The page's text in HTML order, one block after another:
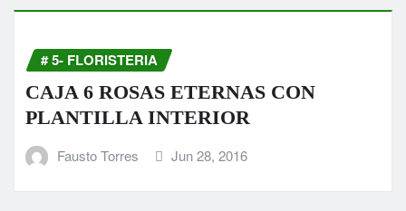
# 5- FLORISTERIA
CAJA 6 ROSAS ETERNAS CON
PLANTILLA INTERIOR
Fausto Torres Jun 28, 2016